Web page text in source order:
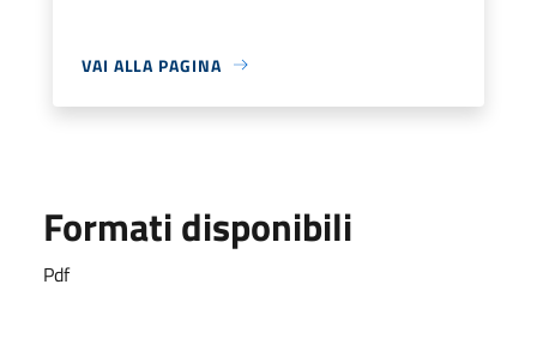
VAI ALLA PAGINA
Formati disponibili
Pdf